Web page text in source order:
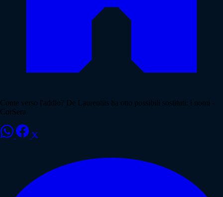
Conte verso l'addio? De Laurentiis ha otto possibili sostituti: i nomi -
CorSera